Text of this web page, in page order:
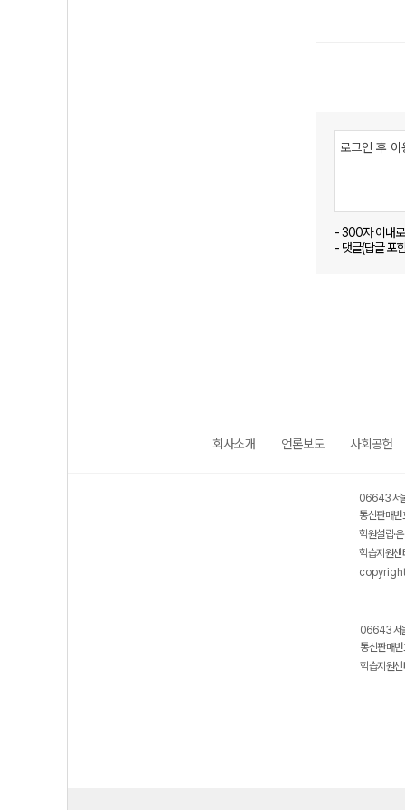
- 300자 이내
- 댓글(답글 포
회사소개 언론보도 사회공헌
06643 서
통신판매
학원설립·
학습지원
06643 서
통신판매
학습지원